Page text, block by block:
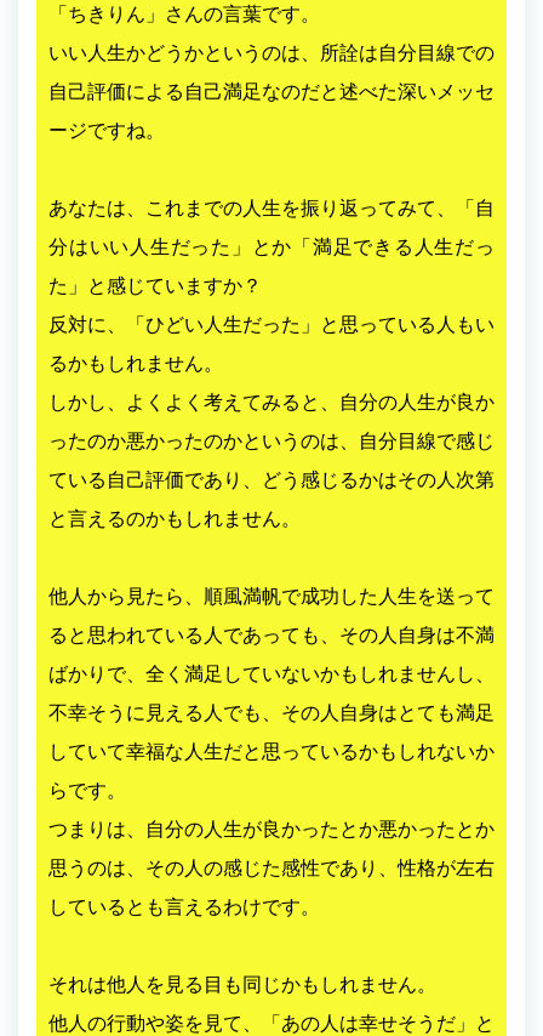
「ちきりん」さんの言葉です。
いい人生かどうかというのは、所詮は自分目線での
自己評価による自己満足なのだと述べた深いメッセ
ージですね。
あなたは、これまでの人生を振り返ってみて、「自
分はいい人生だった」とか「満足できる人生だっ
た」と感じていますか？
反対に、「ひどい人生だった」と思っている人もい
るかもしれません。
しかし、よくよく考えてみると、自分の人生が良か
ったのか悪かったのかというのは、自分目線で感じ
ている自己評価であり、どう感じるかはその人次第
と言えるのかもしれません。
他人から見たら、順風満帆で成功した人生を送って
ると思われている人であっても、その人自身は不満
ばかりで、全く満足していないかもしれませんし、
不幸そうに見える人でも、その人自身はとても満足
していて幸福な人生だと思っているかもしれないか
らです。
つまりは、自分の人生が良かったとか悪かったとか
思うのは、その人の感じた感性であり、性格が左右
しているとも言えるわけです。
それは他人を見る目も同じかもしれません。
他人の行動や姿を見て、「あの人は幸せそうだ」と